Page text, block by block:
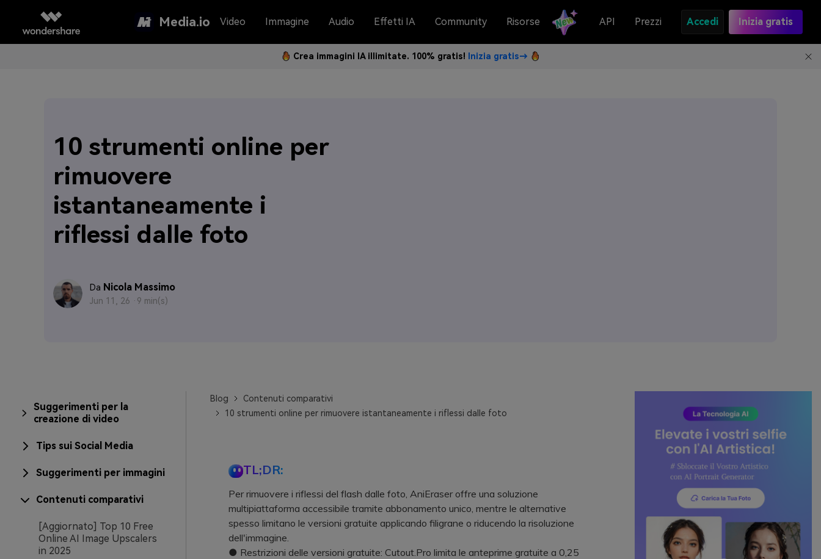
Media.io Video Immagine Audio Effetti IA Community Risorse API Prezzi Accedi Inizia gratis
Crea immagini IA illimitate. 100% gratis! Inizia gratis→
10 strumenti online per
rimuovere
istantaneamente i
riflessi dalle foto
Da Nicola Massimo
Jun 11, 26 · 9 min(s)
Suggerimenti per la
creazione di video
Tips sui Social Media
Suggerimenti per immagini
Contenuti comparativi
[Aggiornato] Top 10 Free
Online AI Image Upscalers
in 2025
Blog
Contenuti comparativi
10 strumenti online per rimuovere istantaneamente i riflessi dalle foto
TL;DR:
Per rimuovere i riflessi del flash dalle foto, AniEraser offre una soluzione
multipiattaforma accessibile tramite abbonamento unico, mentre le alternative
spesso limitano le versioni gratuite applicando filigrane o riducendo la risoluzione
dell'immagine.
● Restrizioni delle versioni gratuite: Cutout.Pro limita le anteprime gratuite a 0,25